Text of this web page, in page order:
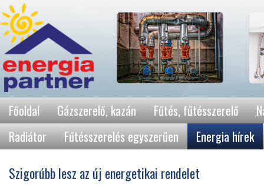
Főoldal Gázszerelő, kazán Fűtés, fűtésszerelő
Radiátor
Fűtésszerelés egyszerűen Energia hírek
Szigorúbb lesz az új energetikai rendelet